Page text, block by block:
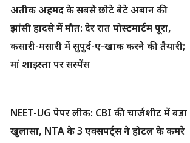
अतीक अहमद के सबसे छोटे बेटे अबान की
झांसी हादसे में मौत: देर रात पोस्टमार्टम पूरा,
कसारी-मसारी में सुपुर्द-ए-खाक करने की तैयारी;
मां शाइस्ता पर सस्पेंस
NEET-UG पेपर लीक: CBI की चार्जशीट में बड़ा
खुलासा, NTA के 3 एक्सपर्ट्स ने होटल के कमरे